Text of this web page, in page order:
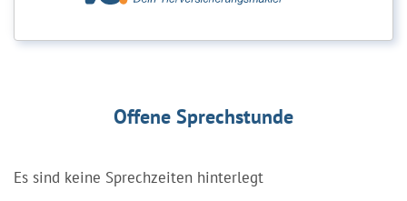
Offene Sprechstunde
Es sind keine Sprechzeiten hinterlegt